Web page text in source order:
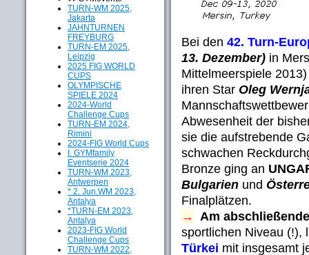
TURN-WM 2025,
Jakarta
JAHNTURNEN
FREYBURG
TURN-EM 2025,
Leipzig
2025 FIG WORLD
CUPS
OLYMPISCHE
SPIELE 2024
2024-World
Challenge Cups
TURN-EM 2024,
Rimini
2024-FIG World Cups
I. GYMfamily
Eventserie 2024
TURN-WM 2023,
Antwerpen
* 2. Jun.WM 2023,
Antalya
*TURN-EM 2023,
Antalya
2023-FIG World
Challenge Cups
TURN-WM 2022,
Bei den 42. Turn-
13. Dezember) in
Mittelmeerspiele
ihren Star Oleg
Abwesenheit der
sie die aufstrebende
schwachen
Bronze ging an
Bulgarien und
Finalplätzen.
→
Am
sportlichen Niveau (!),
Türkei mit insgesamt